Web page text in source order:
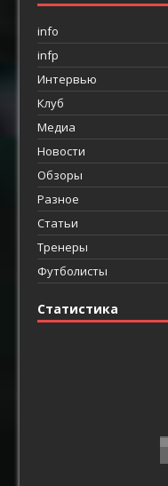
info
infp
Интервью
Клуб
Медиа
Новости
Обзоры
Разное
Статьи
Тренеры
Футболисты
Статистика